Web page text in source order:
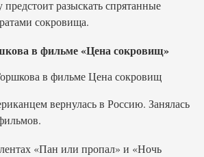
разыскать спрятанные
сокровища.
в фильме «Цена сокровищ»
вернулась в Россию. Занялась
«Пан или пропал» и «Ночь